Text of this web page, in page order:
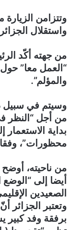
وتتزامن
واستقلال الجزائر
من جهته أكّد
“العمل معا”
والمؤلم”.
وسيتم في سبيل
من أجل “النظر
بداية
محظورات”،
من ناحيته،
أيضا إلى
الصعيدين
وتعتبر الجزائر